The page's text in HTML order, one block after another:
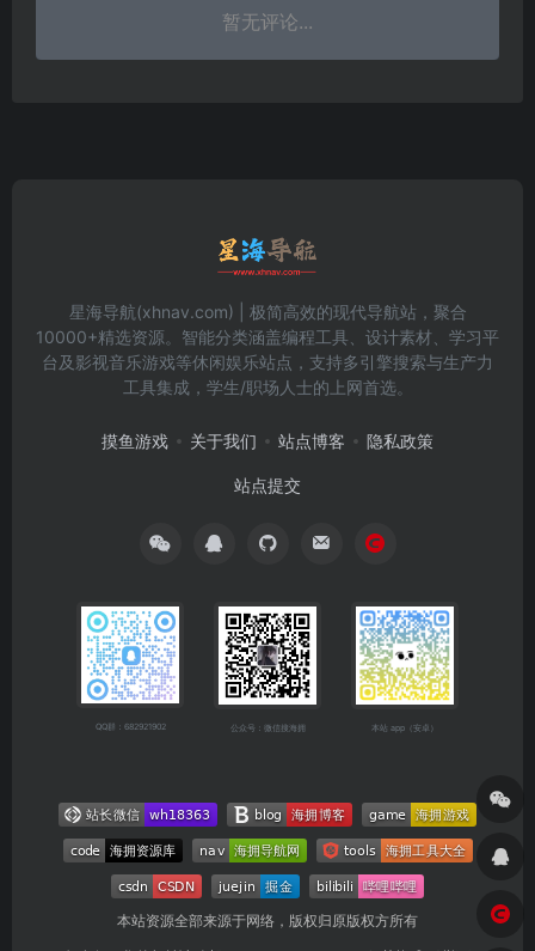
暂无评论...
星海导航(xhnav.com) | 极简高效的现代导航站，聚合
10000+精选资源。智能分类涵盖编程工具、设计素材、学习平
台及影视音乐游戏等休闲娱乐站点，支持多引擎搜索与生产力
工具集成，学生/职场人士的上网首选。
摸鱼游戏 关于我们 站点博客 隐私政策
站点提交
QQ群：682921902 公众号：微信搜海拥 本站 app（安卓）
本站资源全部来源于网络，版权归原版权方所有